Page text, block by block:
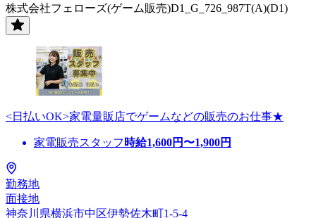
株式会社フェローズ(ゲーム販売)D1_G_726_987T(A)(D1)
<日払いOK>家電量販店でゲームなどの販売のお仕事★
家電販売スタッフ 時給1,600円〜1,900円
勤務地
面接地
神奈川県横浜市中区伊勢佐木町1-5-4